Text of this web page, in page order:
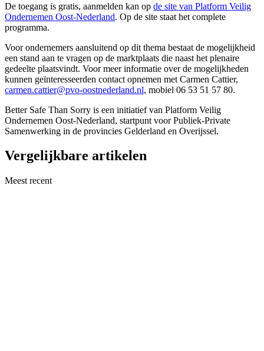
De toegang is gratis, aanmelden kan op de site van Platform Veilig
Ondernemen Oost-Nederland. Op de site staat het complete
programma.
Voor ondernemers aansluitend op dit thema bestaat de mogelijkheid
een stand aan te vragen op de marktplaats die naast het plenaire
gedeelte plaatsvindt. Voor meer informatie over de mogelijkheden
kunnen geïnteresseerden contact opnemen met Carmen Cattier,
carmen.cattier@pvo-oostnederland.nl, mobiel 06 53 51 57 80.
Better Safe Than Sorry is een initiatief van Platform Veilig
Ondernemen Oost-Nederland, startpunt voor Publiek-Private
Samenwerking in de provincies Gelderland en Overijssel.
Vergelijkbare artikelen
Meest recent